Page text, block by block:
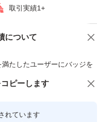
取引実績1+
について
たしたユーザーにバッジを
安全なユーザーです
商品への質問
ピーします
れています